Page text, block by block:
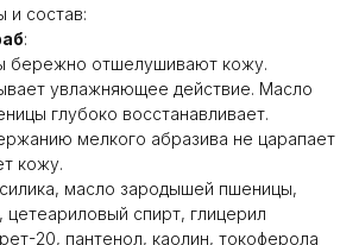
и состав:
:
бережно отшелушивают кожу.
увлажняющее действие. Масло
глубоко восстанавливает.
мелкого абразива не царапает
кожу.
масло зародышей пшеницы,
цетеариловый спирт, глицерил
20, пантенол, каолин, токоферола